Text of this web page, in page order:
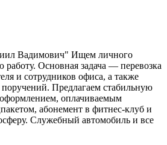
Вадимович" Ищем личного
работу. Основная задача — перевозка
и сотрудников офиса, а также
Предлагаем стабильную
оплачиваемым
абонемент в фитнес-клуб и
Служебный автомобиль и все